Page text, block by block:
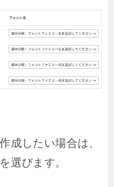
成したい場合は、
選びます。